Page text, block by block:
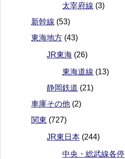
太宰府線 (3)
新幹線 (53)
東海地方 (43)
JR東海 (26)
東海道線 (13)
静岡鉄道 (21)
車庫その他 (2)
関東 (727)
JR東日本 (244)
中央・総武線各停